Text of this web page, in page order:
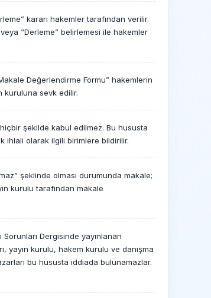
kararı hakemler tarafından verilir.
“Derleme” belirlemesi ile hakemler
Değerlendirme Formu” hakemlerin
kuruluna sevk edilir.
hiçbir şekilde kabul edilmez. Bu hususta
ihlali olarak ilgili birimlere bildirilir.
şeklinde olması durumunda makale;
kurulu tarafından makale
Dergisinde yayınlanan
yayın kurulu, hakem kurulu ve danışma
bu hususta iddiada bulunamazlar.